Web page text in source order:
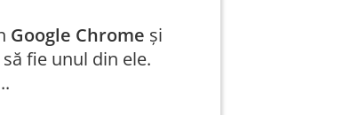
Google Chrome și
fie unul din ele.